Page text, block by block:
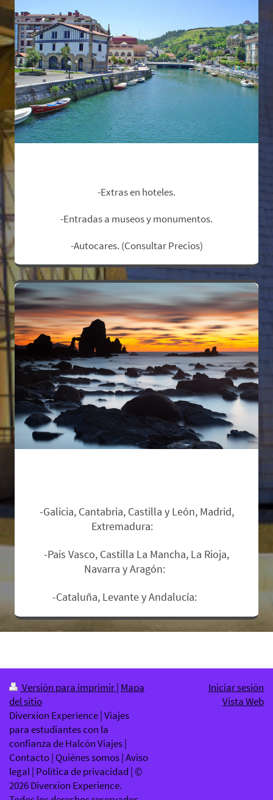
-Extras en hoteles.
-Entradas a museos y monumentos.
-Autocares. (Consultar Precios)
-Galicia, Cantabria, Castilla y León, Madrid,
Extremadura:
-Pais Vasco, Castilla La Mancha, La Rioja,
Navarra y Aragón:
-Cataluña, Levante y Andalucía:
Versión para imprimir| Mapa
del sitio
Diverxion Experience | Viajes
para estudiantes con la
confianza de Halcón Viajes |
Contacto | Quiénes somos | Aviso
legal | Política de privacidad | ©
2026 Diverxion Experience.
Iniciar sesión
Vista Web